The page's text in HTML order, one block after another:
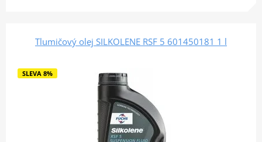
Tlumičový olej SILKOLENE RSF 5 601450181 1 l
SLEVA 8%